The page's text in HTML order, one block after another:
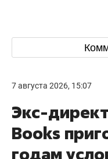
7 августа 2026, 15:07
Экс-
Books
годам